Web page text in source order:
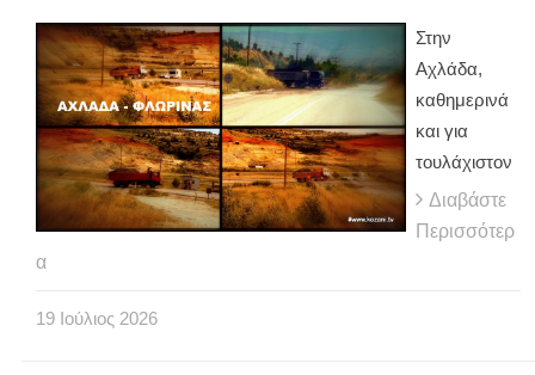
Στην
Αχλάδα,
καθημερινά
και για
τουλάχιστον
Διαβάστε
Περισσότερ
α
19 Ιούλιος 2026